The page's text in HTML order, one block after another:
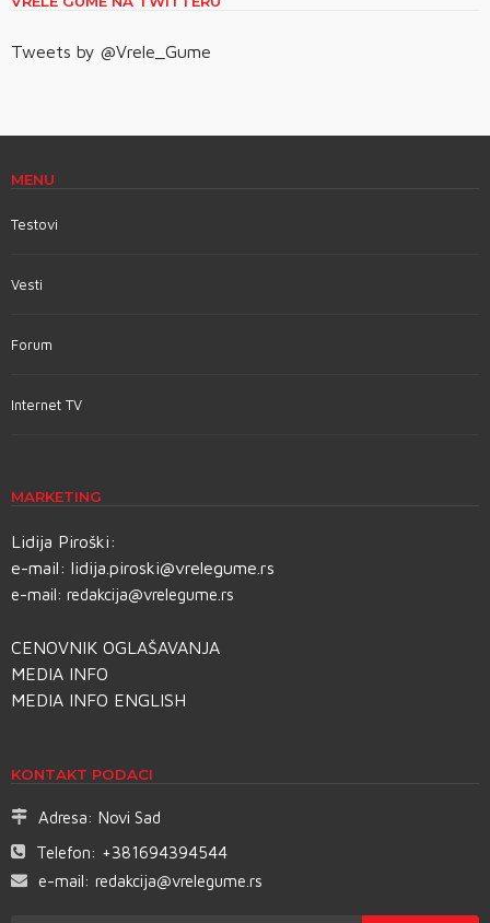
Tweets by @Vrele_Gume
MENU
Testovi
Vesti
Forum
Internet TV
MARKETING
Lidija Piroški:
e-mail: lidija.piroski@vrelegume.rs
e-mail: redakcija@vrelegume.rs
CENOVNIK OGLAŠAVANJA
MEDIA INFO
MEDIA INFO ENGLISH
KONTAKT PODACI
Adresa: Novi Sad
Telefon: +381694394544
e-mail: redakcija@vrelegume.rs